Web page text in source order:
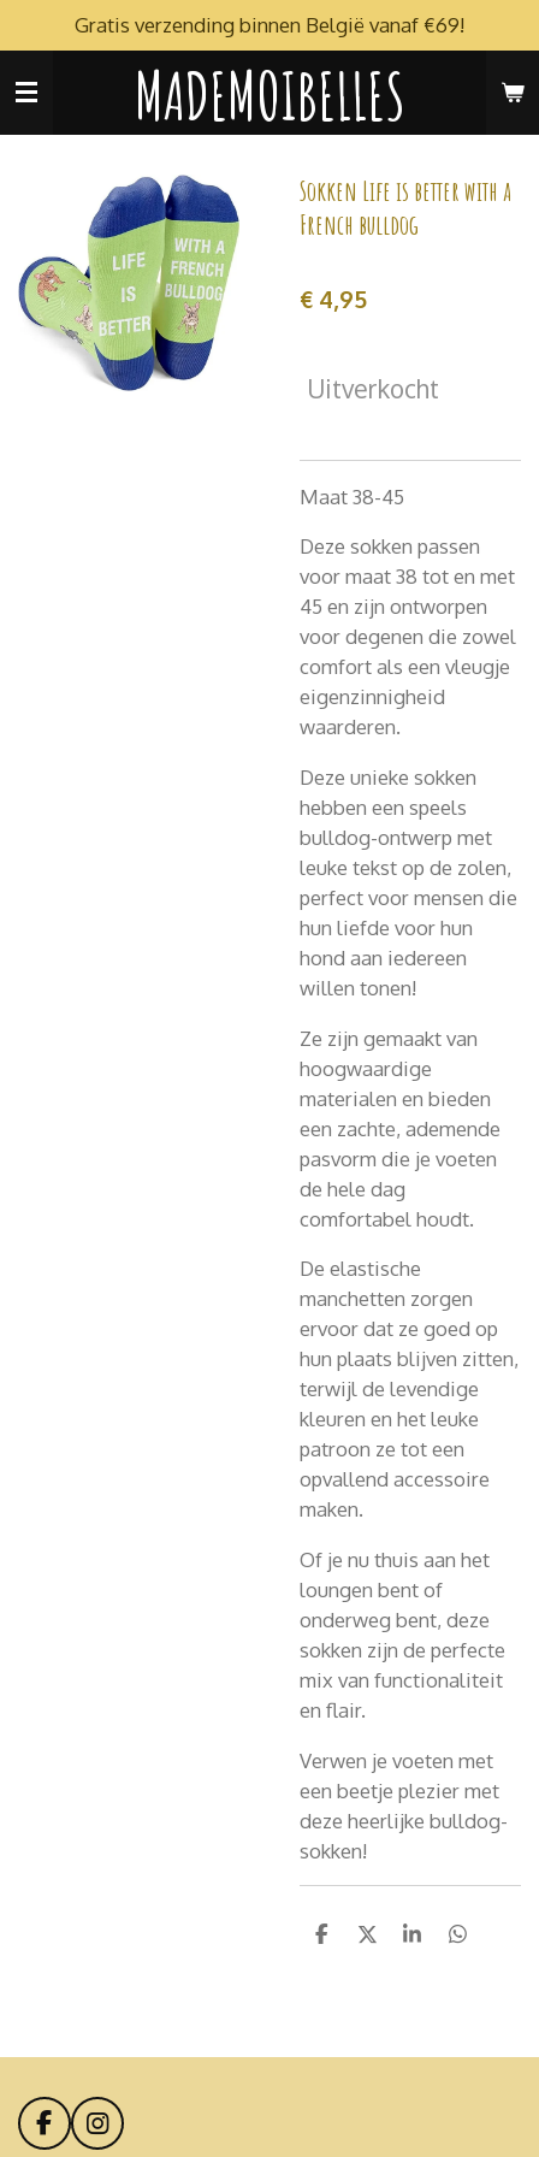
direct
naar
MADEMOIBELLES
Gratis verzending binnen België vanaf €69!
Sokken Life is better with a
French bulldog
€ 4,95
Uitverkocht
Maat 38-45
Deze sokken passen
voor maat 38 tot en met
45 en zijn ontworpen
voor degenen die zowel
comfort als een vleugje
eigenzinnigheid
waarderen.
Deze unieke sokken
hebben een speels
bulldog-ontwerp met
leuke tekst op de zolen,
perfect voor mensen die
hun liefde voor hun
hond aan iedereen
willen tonen!
Ze zijn gemaakt van
hoogwaardige
materialen en bieden
een zachte, ademende
pasvorm die je voeten
de hele dag
comfortabel houdt.
De elastische
manchetten zorgen
ervoor dat ze goed op
hun plaats blijven zitten,
terwijl de levendige
kleuren en het leuke
patroon ze tot een
opvallend accessoire
maken.
Of je nu thuis aan het
loungen bent of
onderweg bent, deze
sokken zijn de perfecte
mix van functionaliteit
en flair.
Verwen je voeten met
een beetje plezier met
deze heerlijke bulldog-
sokken!
D
D
S
D
F
I